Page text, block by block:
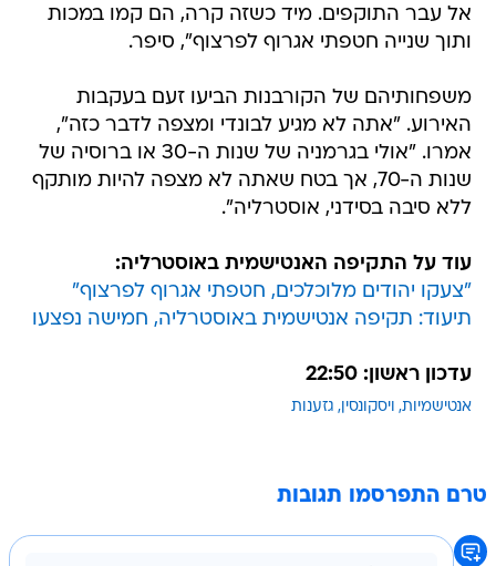
אל עבר התוקפים. מיד כשזה קרה, הם קמו במכות
ותוך שנייה חטפתי אגרוף לפרצוף", סיפר.
משפחותיהם של הקורבנות הביעו זעם בעקבות
האירוע. "אתה לא מגיע לבונדי ומצפה לדבר כזה",
אמרו. "אולי בגרמניה של שנות ה-30 או ברוסיה של
שנות ה-70, אך בטח שאתה לא מצפה להיות מותקף
ללא סיבה בסידני, אוסטרליה".
עוד על התקיפה האנטישמית באוסטרליה:
"צעקו יהודים מלוכלכים, חטפתי אגרוף לפרצוף"
תיעוד: תקיפה אנטישמית באוסטרליה, חמישה נפצעו
עדכון ראשון: 22:50
אנטישמיות ויסקונסין גזענות
טרם התפרסמו תגובות